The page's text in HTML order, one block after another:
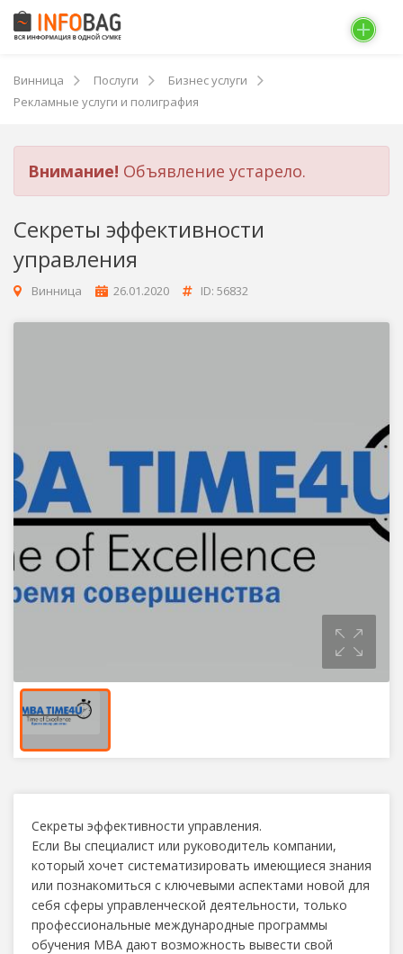
Винница Послуги
Бизнес услуги
Рекламные услуги и полиграфия
Внимание! Объявление устарело.
Секреты эффективности
управления
Винница 26.01.2020 ID: 56832
Секреты эффективности управления.
Если Вы специалист или руководитель компании,
который хочет систематизировать имеющиеся знания
или познакомиться с ключевыми аспектами новой для
себя сферы управленческой деятельности, только
профессиональные международные программы
обучения МВА дают возможность вывести свой